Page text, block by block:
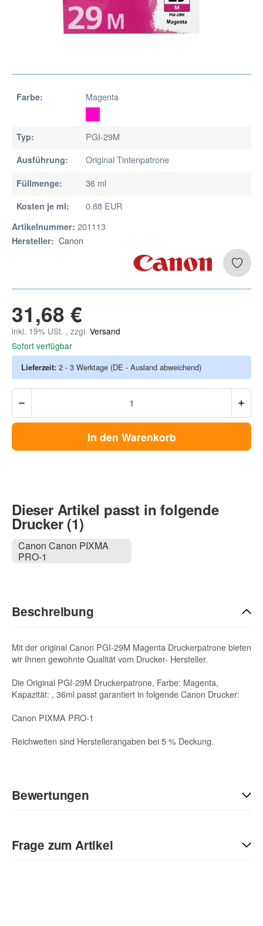
Farbe: Magenta
Typ: PGI-29M
Ausführung: Original Tintenpatrone
Füllmenge: 36 ml
Kosten je ml: 0.88 EUR
Artikelnummer: 201113
Hersteller: Canon
31,68 €
inkl. 19% USt. , zzgl. Versand
Sofort verfügbar
Lieferzeit: 2 - 3 Werktage (DE - Ausland abweichend)
In den Warenkorb
Dieser Artikel passt in folgende
Drucker (1)
Canon Canon PIXMA
PRO-1
Beschreibung
Mit der original Canon PGI-29M Magenta Druckerpatrone bieten
wir Ihnen gewohnte Qualität vom Drucker- Hersteller.
Die Original PGI-29M Druckerpatrone, Farbe: Magenta,
Kapazität: , 36ml passt garantiert in folgende Canon Drucker:
Canon PIXMA PRO-1
Reichweiten sind Herstellerangaben bei 5 % Deckung.
Bewertungen
Sie Anderen bei der Kaufentscheidung:
Frage zum Artikel